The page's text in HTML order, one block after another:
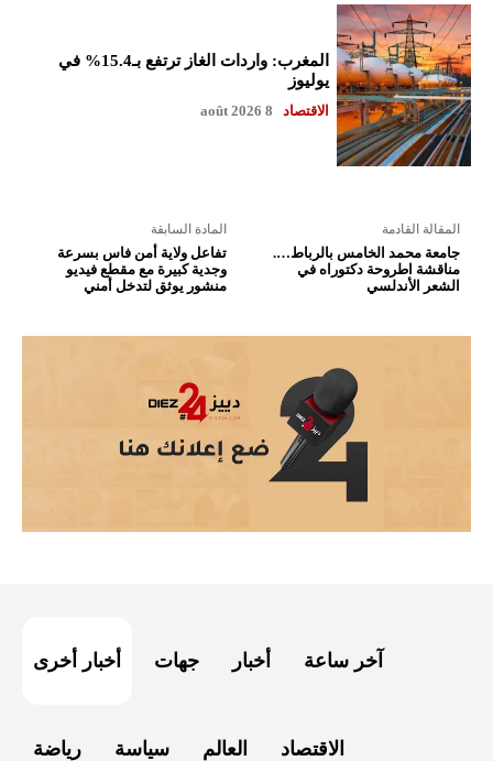
المغرب: واردات الغاز ترتفع بـ15.4% في
يوليوز
الاقتصاد 8 août 2026
المادة السابقة
تفاعل ولاية أمن فاس بسرعة
وجدية كبيرة مع مقطع فيديو
منشور يوثق لتدخل أمني
المقالة القادمة
جامعة محمد الخامس بالرباط….
مناقشة اطروحة دكتوراه في
الشعر الأندلسي
أخبار أخرى جهات أخبار آخر ساعة
رياضة سياسة العالم الاقتصاد